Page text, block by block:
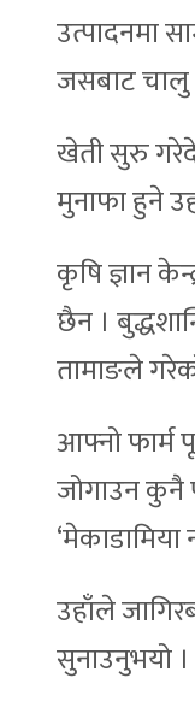
उत्पादनमा
जसबाट चालु
खेती सुरु
मुनाफा हुने
कृषि ज्ञान
छैन ।
तामाङले
आफ्नो फार्म
जोगाउन कुनै
उहाँले
सुनाउनुभयो ।